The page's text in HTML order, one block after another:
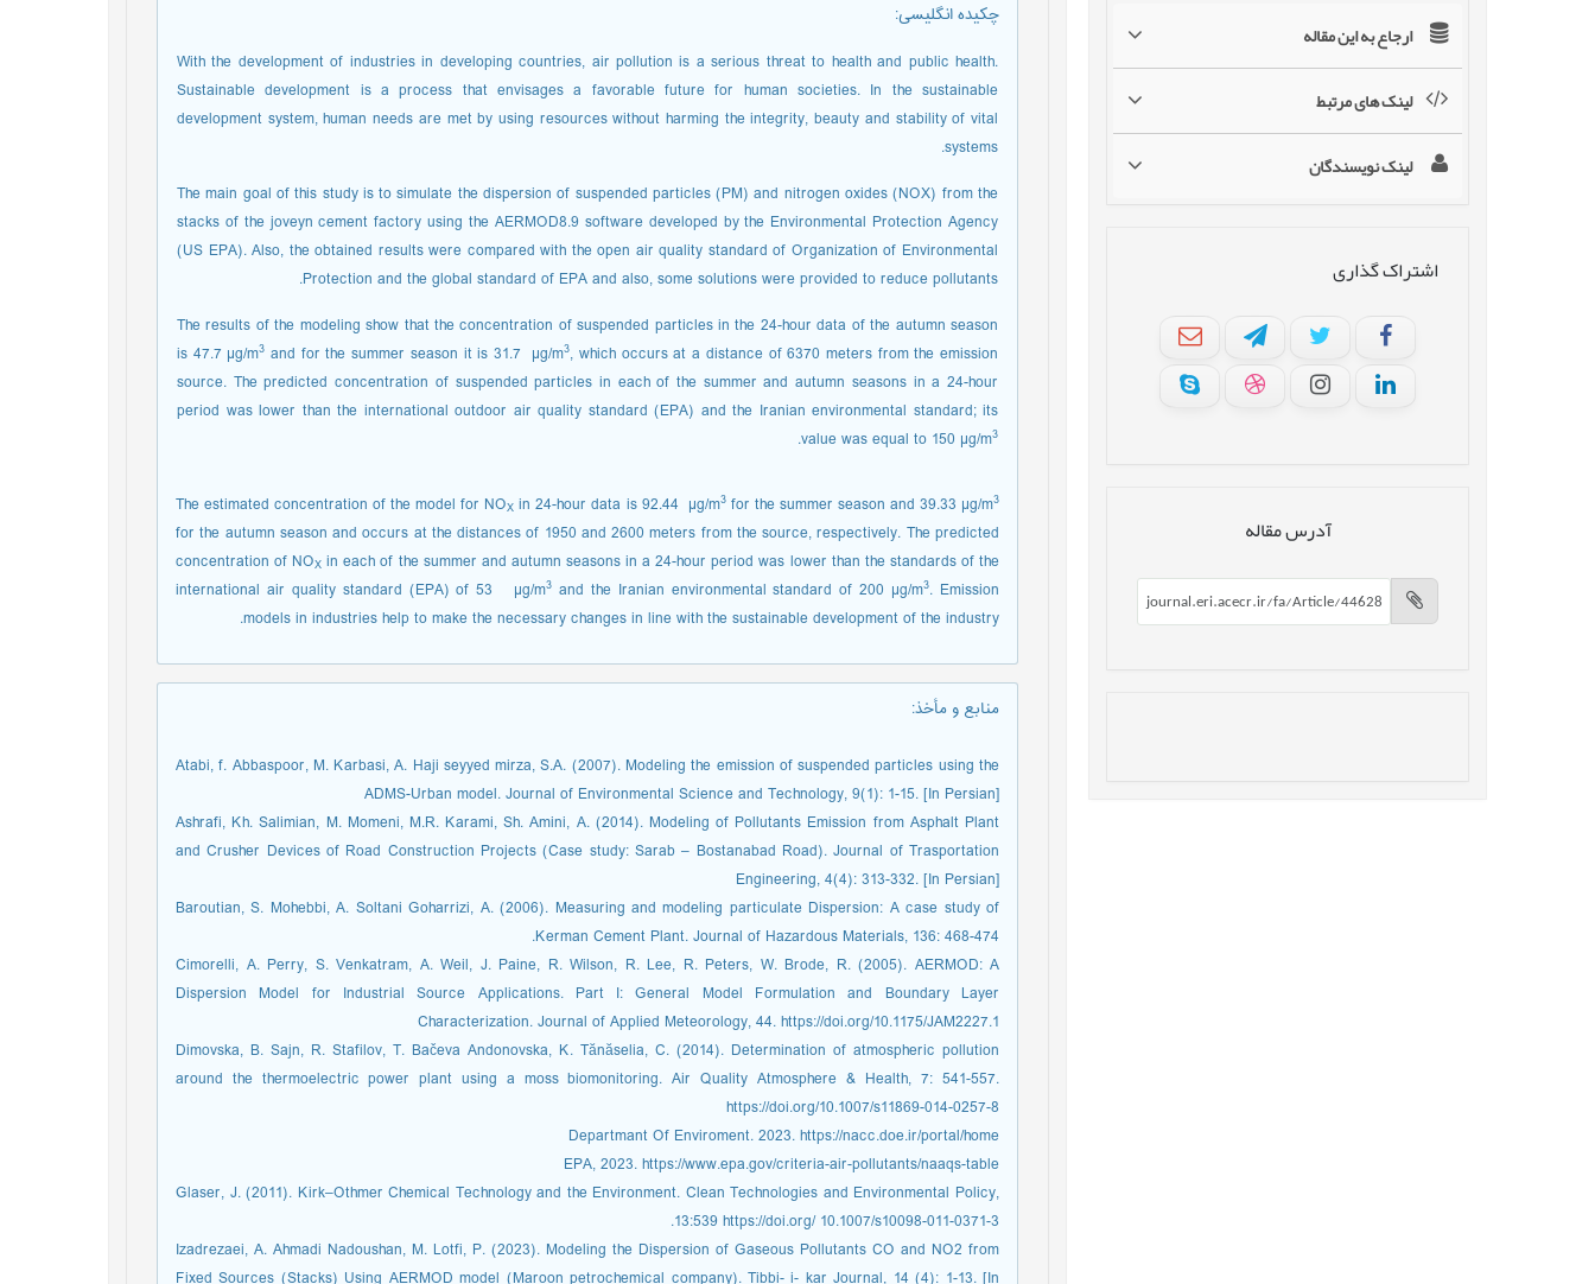
ارجاع به این مقاله
لینک های مرتبط
لینک نویسندگان
اشتراک گذاری
آدرس مقاله
چکیده انگلیسی:
With the development of industries in developing countries, air pollution is a serious threat to health and public health.
Sustainable development is a process that envisages a favorable future for human societies. In the sustainable
development system, human needs are met by using resources without harming the integrity, beauty and stability of vital
systems.
The main goal of this study is to simulate the dispersion of suspended particles (PM) and nitrogen oxides (NOX) from the
stacks of the joveyn cement factory using the AERMOD8.9 software developed by the Environmental Protection Agency
(US EPA). Also, the obtained results were compared with the open air quality standard of Organization of Environmental
Protection and the global standard of EPA and also, some solutions were provided to reduce pollutants.
The results of the modeling show that the concentration of suspended particles in the 24-hour data of the autumn season
is 47.7 µg/m3 and for the summer season it is 31.7 µg/m3, which occurs at a distance of 6370 meters from the emission
source. The predicted concentration of suspended particles in each of the summer and autumn seasons in a 24-hour
period was lower than the international outdoor air quality standard (EPA) and the Iranian environmental standard; its
value was equal to 150 µg/m3
.
The estimated concentration of the model for NOX in 24-hour data is 92.44 µg/m3for the summer season and 39.33 µg/m3
for the autumn season and occurs at the distances of 1950 and 2600 meters from the source, respectively. The predicted
concentration of NOX in each of the summer and autumn seasons in a 24-hour period was lower than the standards of the
international air quality standard (EPA) of 53 µg/m3 and the Iranian environmental standard of 200 µg/m3. Emission
models in industries help to make the necessary changes in line with the sustainable development of the industry.
منابع و مأخذ:
Atabi, f. Abbaspoor, M. Karbasi, A. Haji seyyed mirza, S.A. (2007). Modeling the emission of suspended particles using the
ADMS-Urban model. Journal of Environmental Science and Technology, 9(1): 1-15. [In Persian]
Ashrafi, Kh. Salimian, M. Momeni, M.R. Karami, Sh. Amini, A. (2014). Modeling of Pollutants Emission from Asphalt Plant
and Crusher Devices of Road Construction Projects (Case study: Sarab – Bostanabad Road). Journal of Trasportation
Engineering, 4(4): 313-332. [In Persian]
Baroutian, S. Mohebbi, A. Soltani Goharrizi, A. (2006). Measuring and modeling particulate Dispersion: A case study of
Kerman Cement Plant. Journal of Hazardous Materials, 136: 468-474.
Cimorelli, A. Perry, S. Venkatram, A. Weil, J. Paine, R. Wilson, R. Lee, R. Peters, W. Brode, R. (2005). AERMOD: A
Dispersion Model for Industrial Source Applications. Part I: General Model Formulation and Boundary Layer
Characterization. Journal of Applied Meteorology, 44. https://doi.org/10.1175/JAM2227.1
Dimovska, B. Sajn, R. Stafilov, T. Bačeva Andonovska, K. Tănăselia, C. (2014). Determination of atmospheric pollution
around the thermoelectric power plant using a moss biomonitoring. Air Quality Atmosphere & Health, 7: 541-557.
https://doi.org/10.1007/s11869-014-0257-8
Departmant Of Enviroment. 2023. https://nacc.doe.ir/portal/home
EPA, 2023. https://www.epa.gov/criteria-air-pollutants/naaqs-table
Glaser, J. (2011). Kirk–Othmer Chemical Technology and the Environment. Clean Technologies and Environmental Policy,
13:539 https://doi.org/ 10.1007/s10098-011-0371-3.
Izadrezaei, A. Ahmadi Nadoushan, M. Lotfi, P. (2023). Modeling the Dispersion of Gaseous Pollutants CO and NO2 from